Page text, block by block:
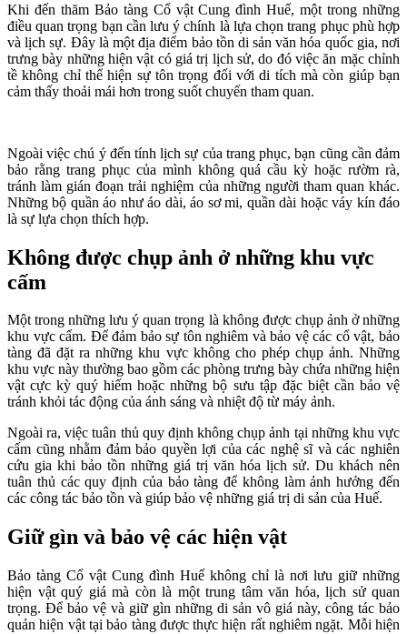
Khi đến thăm Bảo tàng Cổ vật Cung đình Huế, một trong những
điều quan trọng bạn cần lưu ý chính là lựa chọn trang phục phù hợp
và lịch sự. Đây là một địa điểm bảo tồn di sản văn hóa quốc gia, nơi
trưng bày những hiện vật có giá trị lịch sử, do đó việc ăn mặc chỉnh
tề không chỉ thể hiện sự tôn trọng đối với di tích mà còn giúp bạn
cảm thấy thoải mái hơn trong suốt chuyến tham quan.
Ngoài việc chú ý đến tính lịch sự của trang phục, bạn cũng cần đảm
bảo rằng trang phục của mình không quá cầu kỳ hoặc rườm rà,
tránh làm gián đoạn trải nghiệm của những người tham quan khác.
Những bộ quần áo như áo dài, áo sơ mi, quần dài hoặc váy kín đáo
là sự lựa chọn thích hợp.
Không được chụp ảnh ở những khu vực
cấm
Một trong những lưu ý quan trọng là không được chụp ảnh ở những
khu vực cấm. Để đảm bảo sự tôn nghiêm và bảo vệ các cổ vật, bảo
tàng đã đặt ra những khu vực không cho phép chụp ảnh. Những
khu vực này thường bao gồm các phòng trưng bày chứa những hiện
vật cực kỳ quý hiếm hoặc những bộ sưu tập đặc biệt cần bảo vệ
tránh khỏi tác động của ánh sáng và nhiệt độ từ máy ảnh.
Ngoài ra, việc tuân thủ quy định không chụp ảnh tại những khu vực
cấm cũng nhằm đảm bảo quyền lợi của các nghệ sĩ và các nghiên
cứu gia khi bảo tồn những giá trị văn hóa lịch sử. Du khách nên
tuân thủ các quy định của bảo tàng để không làm ảnh hưởng đến
các công tác bảo tồn và giúp bảo vệ những giá trị di sản của Huế.
Giữ gìn và bảo vệ các hiện vật
Bảo tàng Cổ vật Cung đình Huế không chỉ là nơi lưu giữ những
hiện vật quý giá mà còn là một trung tâm văn hóa, lịch sử quan
trọng. Để bảo vệ và giữ gìn những di sản vô giá này, công tác bảo
quản hiện vật tại bảo tàng được thực hiện rất nghiêm ngặt. Mỗi hiện